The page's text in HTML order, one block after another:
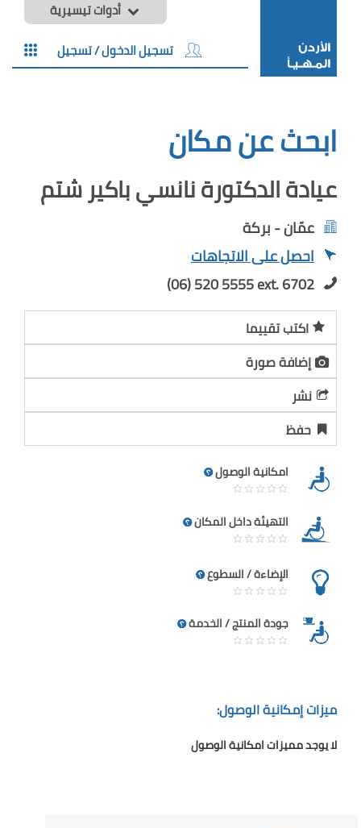
أدوات تيسيرية
تسجيل الدخول / تسجيل
ابحث عن مكان
عيادة الدكتورة نانسي باكير شتم
عمّان - بركة
احصل على الاتجاهات
(06) 520 5555 ext. 6702
اكتب تقييما
إضافة صورة
نشر
حفظ
امكانية الوصول
التهيئة داخل المكان
الإضاءة / السطوع
جودة المنتج / الخدمة
ميزات إمكانية الوصول:
لا يوجد مميزات امكانية الوصول